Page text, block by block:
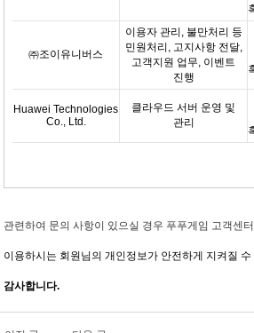
㈜조이유니버스
이용자 관리 , 불만처리 등
민원처리 , 고지사항 전달,
고객지원 업무, 이벤트
진행
Huawei Technologies
Co., Ltd.
클라우드 서버 운영 및
관리
관련하여 문의 사항이 있으실 경우 푸푸게임 고객센
이용하시는 회원님의 개인정보가 안전하게 지켜질
감사합니다.